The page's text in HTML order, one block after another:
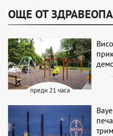
ОЩЕ ОТ
преди 21 часа